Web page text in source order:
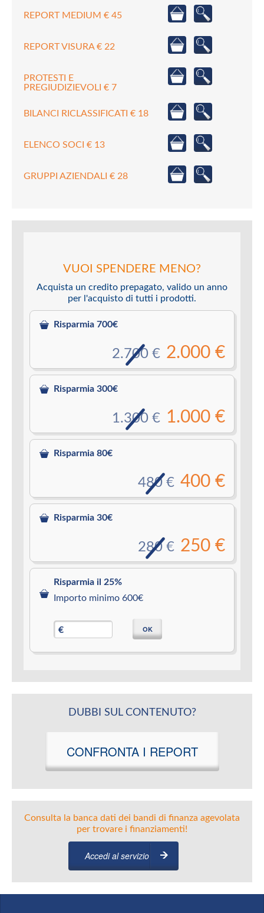
REPORT MEDIUM € 45
REPORT VISURA € 22
PROTESTI E
PREGIUDIZIEVOLI € 7
BILANCI RICLASSIFICATI € 18
ELENCO SOCI € 13
GRUPPI AZIENDALI € 28
VUOI SPENDERE MENO?
Acquista un credito prepagato, valido un anno
per l'acquisto di tutti i prodotti.
Risparmia 700€
2.000 €
2.700 €
Risparmia 300€
1.000 €
1.300 €
Risparmia 80€
400 €
480 €
Risparmia 30€
250 €
280 €
Risparmia il 25%
Importo minimo 600€
€ OK
DUBBI SUL CONTENUTO?
CONFRONTA I REPORT
Consulta la banca dati dei bandi di finanza agevolata
per trovare i finanziamenti!
Accedi al servizio